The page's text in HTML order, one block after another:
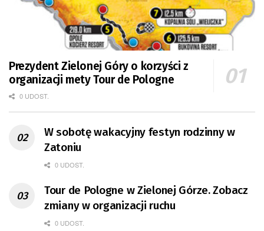
Prezydent Zielonej Góry o korzyści z
organizacji mety Tour de Pologne
0 UDOST.
W sobotę wakacyjny festyn rodzinny w
Zatoniu
0 UDOST.
Tour de Pologne w Zielonej Górze. Zobacz
zmiany w organizacji ruchu
0 UDOST.